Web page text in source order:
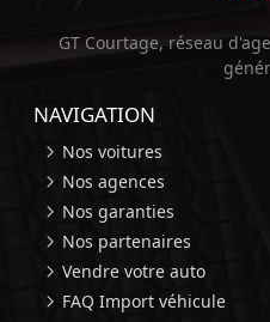
GT Courtage, réseau
NAVIGATION
Nos voitures
Nos agences
Nos garanties
Nos partenaires
Vendre votre auto
FAQ Import véhicule